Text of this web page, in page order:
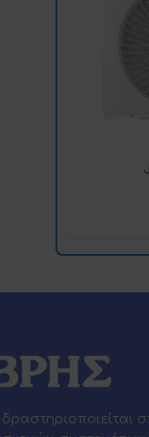
δραστηριοποιείται